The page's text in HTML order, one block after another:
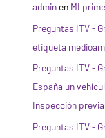
adminen MI
Preguntas ITV -
etiqueta
Preguntas ITV -
España un
Inspección
Preguntas ITV -